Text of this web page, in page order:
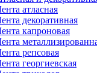
атласная
декоративная
капроновая
репсовая
георгиевская